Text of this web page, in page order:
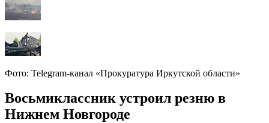
Фото: Telegram-канал «Прокуратура Иркутской области»
Восьмиклассник устроил резню в
Нижнем Новгороде